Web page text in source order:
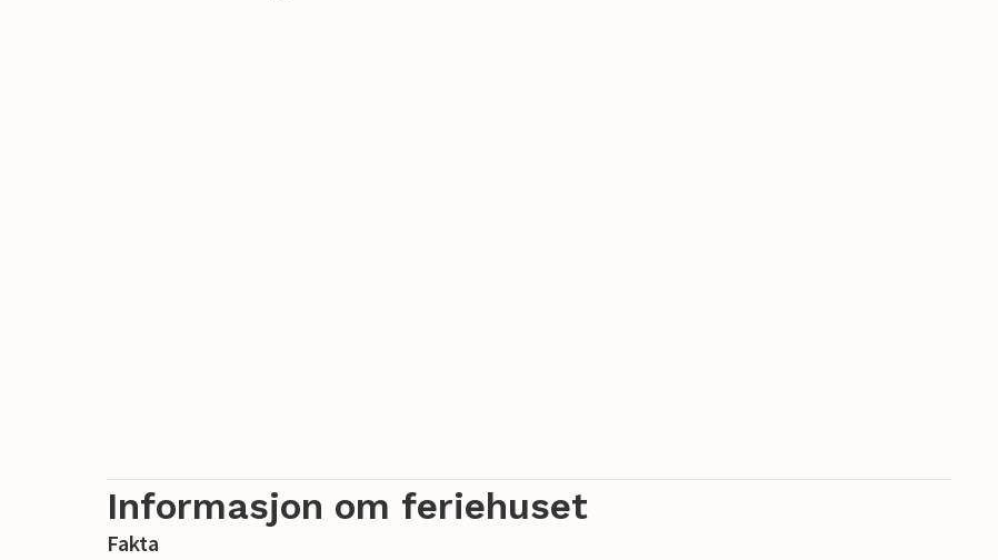
Informasjon om feriehuset
Fakta